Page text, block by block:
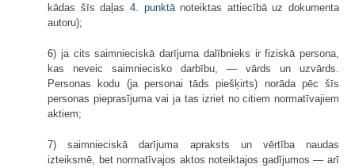
kādas šīs daļas 4. punktānoteiktas attiecībā uz dokumenta
autoru);
6) ja cits saimnieciskā darījuma dalībnieks ir fiziskā persona,
kas neveic saimniecisko darbību, — vārds un uzvārds.
Personas kodu (ja personai tāds piešķirts) norāda pēc šīs
personas pieprasījuma vai ja tas izriet no citiem normatīvajiem
aktiem;
7) saimnieciskā darījuma apraksts un vērtība naudas
izteiksmē, bet normatīvajos aktos noteiktajos gadījumos — arī